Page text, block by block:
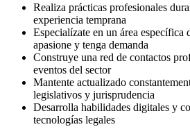
Realiza prácticas profesionales
experiencia temprana
Especialízate en un área específica
apasione y tenga demanda
Construye una red de contactos
eventos del sector
Mantente actualizado
legislativos y jurisprudencia
Desarrolla habilidades digitales y
tecnologías legales